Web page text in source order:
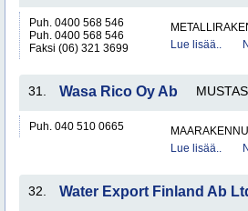
Puh. 0400 568 546
Puh. 0400 568 546
Faksi (06) 321 3699
Lue lisää..
31. Wasa Rico Oy Ab
Puh. 040 510 0665
Lue lisää..
32. Water Export Finland Ab